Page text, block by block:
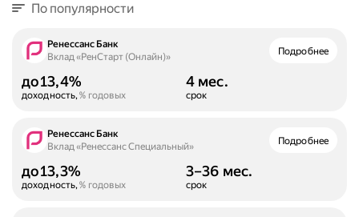
По популярности
Ренессанс Банк
Вклад «РенСтарт (Онлайн)»
Подробнее
до13,4%
доходность,% годовых
4 мес.
срок
Ренессанс Банк
Вклад «Ренессанс Специальный»
Подробнее
до13,3%
доходность,% годовых
3–36 мес.
срок